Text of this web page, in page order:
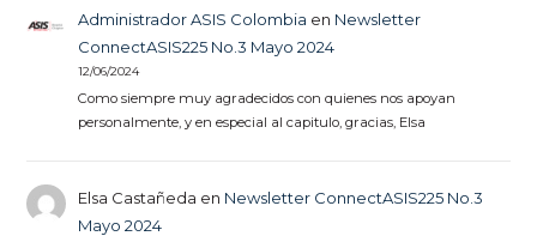
Administrador ASIS Colombia en Newsletter
ConnectASIS225 No.3 Mayo 2024
12/06/2024
Como siempre muy agradecidos con quienes nos apoyan
personalmente, y en especial al capitulo, gracias, Elsa
Elsa Castañeda en Newsletter ConnectASIS225 No.3
Mayo 2024